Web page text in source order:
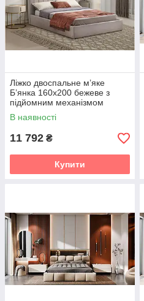
Ліжко двоспальне м’яке
Б’янка 160x200 бежеве з
підйомним механізмом
В наявності
11 792 ₴
Купити